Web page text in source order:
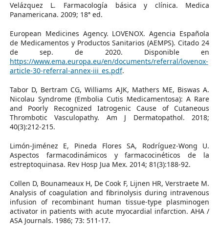
Velázquez L. Farmacología básica y clínica. Medica
Panamericana. 2009; 18ª ed.
European Medicines Agency. LOVENOX. Agencia Española
de Medicamentos y Productos Sanitarios (AEMPS). Citado 24
de sep. de 2020. Disponible en
https://www.ema.europa.eu/en/documents/referral/lovenox-
article-30-referral-annex-iii_es.pdf.
Tabor D, Bertram CG, Williams AJK, Mathers ME, Biswas A.
Nicolau Syndrome (Embolia Cutis Medicamentosa): A Rare
and Poorly Recognized Iatrogenic Cause of Cutaneous
Thrombotic Vasculopathy. Am J Dermatopathol. 2018;
40(3):212-215.
Limón-Jiménez E, Pineda Flores SA, Rodríguez-Wong U.
Aspectos farmacodinámicos y farmacocinéticos de la
estreptoquinasa. Rev Hosp Jua Mex. 2014; 81(3):188-92.
Collen D, Bounameaux H, De Cook F, Lijnen HR, Verstraete M.
Analysis of coagulation and fibrinolysis during intravenous
infusion of recombinant human tissue-type plasminogen
activator in patients with acute myocardial infarction. AHA /
ASA Journals. 1986; 73: 511-17.